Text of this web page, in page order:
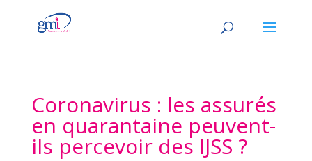
Coronavirus : les assurés
en quarantaine peuvent-
ils percevoir des IJSS ?